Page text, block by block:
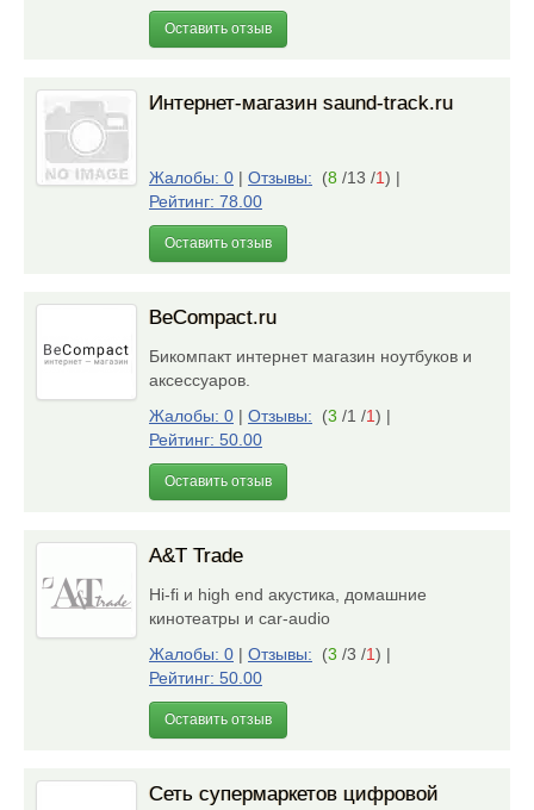
Оставить отзыв
Интернет-магазин saund-track.ru
Жалобы: 0 | Отзывы: (8 /13 /1) |
Рейтинг: 78.00
Оставить отзыв
BeCompact.ru
Бикомпакт интернет магазин ноутбуков и
аксессуаров.
Жалобы: 0 | Отзывы: (3 /1 /1) |
Рейтинг: 50.00
Оставить отзыв
A&T Trade
Hi-fi и high end акустика, домашние
кинотеатры и car-audio
Жалобы: 0 | Отзывы: (3 /3 /1) |
Рейтинг: 50.00
Оставить отзыв
Сеть супермаркетов цифровой